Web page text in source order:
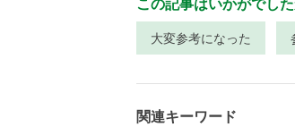
大変参考になった
関連キーワード